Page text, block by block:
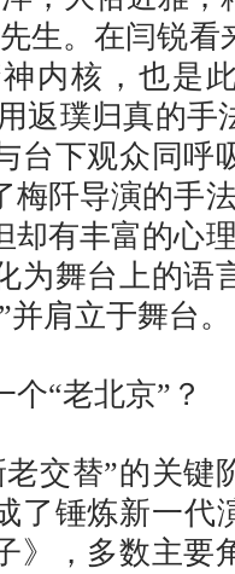
生。在闫锐看
内核，也是
返璞归真的手
台下观众同呼
梅阡导演的手
却有丰富的心
为舞台上的语
肩立于舞台。
“老北京”？
交替”的关键
了锤炼新一代
》，多数主要